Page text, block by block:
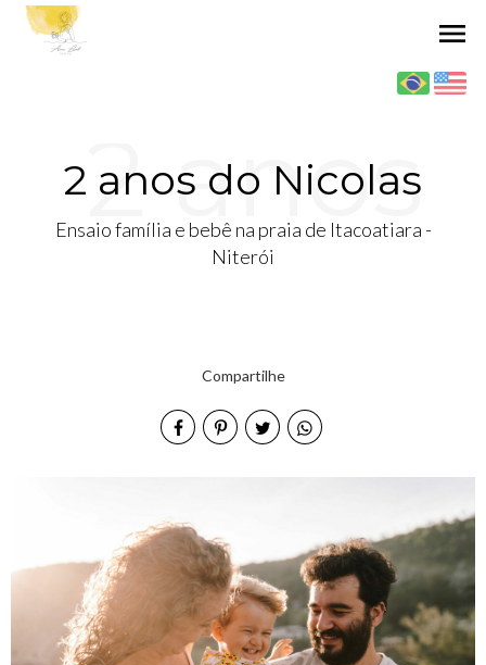
menu
2 anos do Nicolas
2 anos
do
Nicolas
Ensaio família e bebê na praia de Itacoatiara -
Niterói
Compartilhe